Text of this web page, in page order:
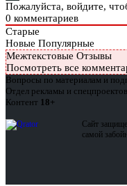
Пожалуйста, войдите,
0 комментариев
Старые
Новые Популярные
Межтекстовые Отзывы
Посмотреть все
Вопросы по материалам и
Отдел рекламы и
Контент 18+
Сайт
самой